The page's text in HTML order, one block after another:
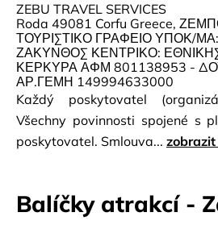
ZEBU TRAVEL SERVICES
Roda 49081 Corfu Greece,
ΤΟΥΡΙΣΤΙΚΟ ΓΡΑΦΕΙΟ ΥΠΟΚ/
ΖΑΚΥΝΘΟΣ ΚΕΝΤΡΙΚΟ:
ΚΕΡΚΥΡΑ ΑΦΜ 801138953 -
ΑΡ.ΓΕΜΗ 149994633000
Každý poskytovatel
Všechny povinnosti spojené s
poskytovatel. Smlouva... zobrazit
Balíčky atrakcí -